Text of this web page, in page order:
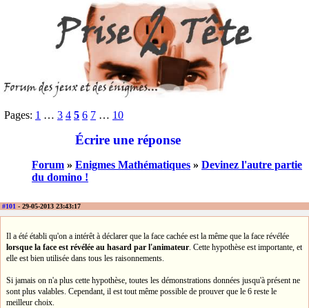
Pages: 1 … 3 4 5 6 7 … 10
Écrire une réponse
Forum » Enigmes Mathématiques » Devinez l'autre partie
du domino !
#101 - 29-05-2013 23:43:17
Il a été établi qu'on a intérêt à déclarer que la face cachée est la même que la face révélée
lorsque la face est révélée au hasard par l'animateur . Cette hypothèse est importante, et
elle est bien utilisée dans tous les raisonnements.
Si jamais on n'a plus cette hypothèse, toutes les démonstrations données jusqu'à présent ne
sont plus valables. Cependant, il est tout même possible de prouver que le 6 reste le
meilleur choix.